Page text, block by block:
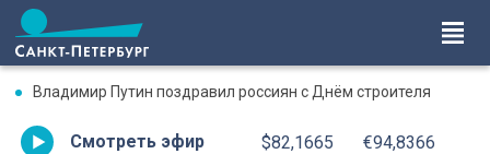
Владимир Путин поздравил россиян с Днём строителя
Смотреть эфир $82,1665 €94,8366